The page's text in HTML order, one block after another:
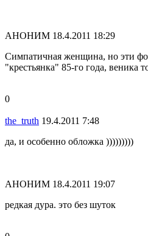
АНОНИМ 18.4.2011 18:29
Симпатичная женщина, но эти
"крестьянка" 85-го года, веника
0
the_truth 19.4.2011 7:48
да, и особенно обложка )))))))))
АНОНИМ 18.4.2011 19:07
редкая дура. это без шуток